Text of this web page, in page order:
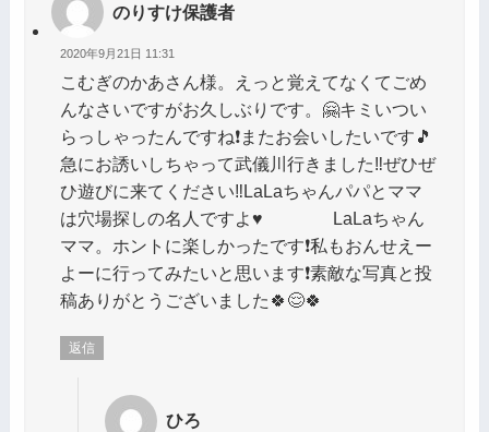
のりすけ保護者
2020年9月21日 11:31
こむぎのかあさん様。えっと覚えてなくてごめ
んなさいですがお久しぶりです。🤗キミいつい
らっしゃったんですね❗またお会いしたいです🎵
急にお誘いしちゃって武儀川行きました‼️ぜひぜ
ひ遊びに来てください‼️LaLaちゃんパパとママ
は穴場探しの名人ですよ♥️ LaLaちゃん
ママ。ホントに楽しかったです❗私もおんせえー
よーに行ってみたいと思います❗素敵な写真と投
稿ありがとうございました🍀😌🍀
返信
ひろ